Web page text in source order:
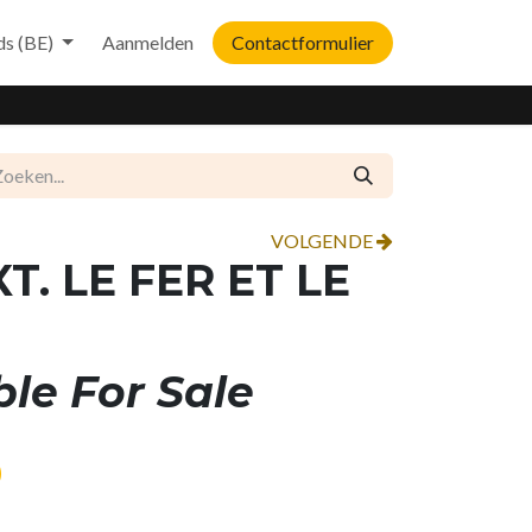
(BE) Aanmelden Contactformulier
VOLGENDE
LE FER ET LE
For Sale